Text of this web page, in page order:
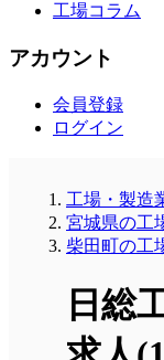
工場コラム
アカウント
会員登録
ログイン
工場・製造
宮城県の工
柴田町の工
日総